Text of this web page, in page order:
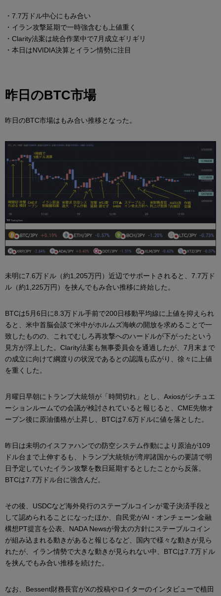
・7.7万ドル中心にもみ合い
・イラン攻撃延期で一時強含むも上値重く
・Clarity法案は統合作業中で7月成立ギリギリ
・本日はNVIDIA決算とイラン情勢に注目
昨日のBTC市場
昨日のBTC市場はもみ合い推移となった。
未明に7.6万ドル（約1,205万円）近辺でサポートされると、7.7万ド
ル（約1,225万円）を挟んでもみ合い推移に終始した。
BTCは5月6日に8.3万ドル手前で200日移動平均線に上値を抑えられ
ると、米中首脳会談で米中がホルムズ海峡の開放を求めることで一
致したものの、これでむしろ再攻撃へのハードルが下がったという
見方が浮上した。Clarity法案も無事委員会を通過したが、7月末まで
の成立に向けて綱渡りの状況であるとの認識も広がり、徐々に上値
を重くした。
月曜日早朝にトランプ大統領が「時間切れ」とし、Axiosがシチュエ
ーションルームでの会議が検討されていると報じると、CME先物オ
ープン後に原油価格が上昇し、BTCは7.6万ドルに値を落とした。
昨日は未明のイスファハンでの防空システム作動により原油が109
ドル台まで上伸するも、トランプ大統領が湾岸諸国からの要請で明
日予定していたイラン攻撃を数日延期するとしたことから反落。
BTCは7.7万ドル台に強含んだ。
その後、USDCなど海外発行のステーブルコインが電子決済手段と
して認められることになったほか、自民党がAI・オンチェーン金融
構想PT提言を公表、NADA Newsが骨太の方針にステーブルコイン
が組み込まれる動きがあると報じるなど、国内で様々な動きが見ら
れたが、イラン情勢で大きな動きが見られない中、BTCは7.7万ドル
を挟んでもみ合い推移を続けた。
なお、Bessent財務長官がXの投稿やロイターのインタビューで植田